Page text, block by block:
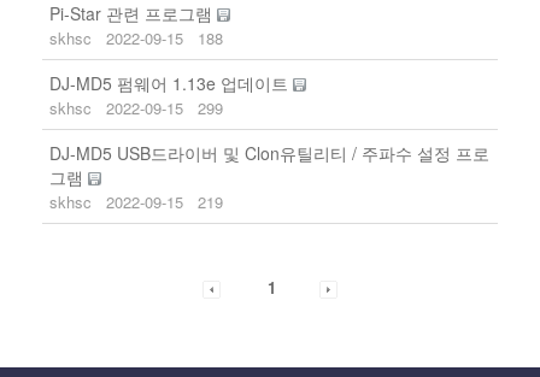
Pi-Star 관련 프로그램
skhsc 2022-09-15 188
DJ-MD5 펌웨어 1.13e 업데이트
skhsc 2022-09-15 299
DJ-MD5 USB드라이버 및 Clon유틸리티 / 주파수 설정 프로
그램
skhsc 2022-09-15 219
1